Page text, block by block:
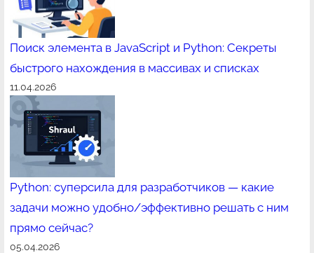
Поиск элемента в JavaScript и Python: Секреты
быстрого нахождения в массивах и списках
11.04.2026
Python: суперсила для разработчиков — какие
задачи можно удобно/эффективно решать с ним
прямо сейчас?
05.04.2026